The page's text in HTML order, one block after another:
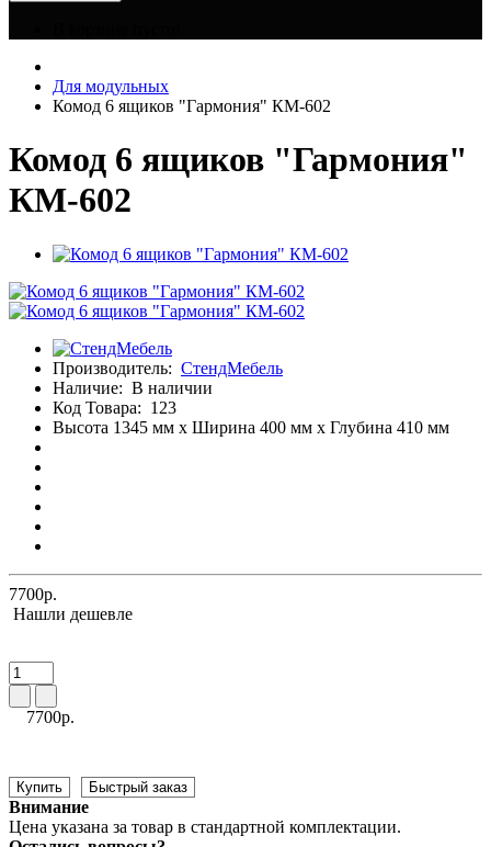
Для модульных
Комод 6 ящиков "Гармония" КМ-602
Комод 6 ящиков "Гармония"
КМ-602
Производитель: СтендМебель
Наличие: В наличии
Код Товара: 123
Высота 1345 мм x Ширина 400 мм x Глубина 410 мм
7700р.
Нашли дешевле
7700р.
Купить Быстрый заказ
Внимание
Цена указана за товар в стандартной комплектации.